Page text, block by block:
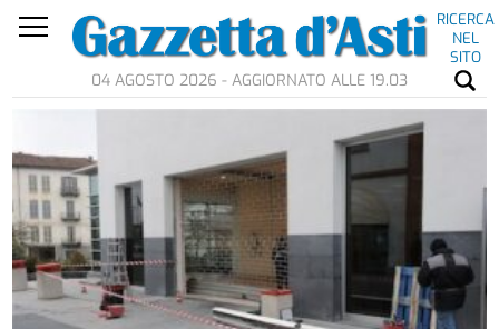
RICERCA
NEL
SITO
04 AGOSTO 2026 - AGGIORNATO ALLE 19.03